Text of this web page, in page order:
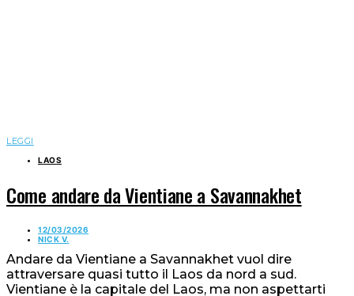
LEGGI
LAOS
Come andare da Vientiane a Savannakhet
12/03/2026
NICK V.
Andare da Vientiane a Savannakhet vuol dire
attraversare quasi tutto il Laos da nord a sud.
Vientiane è la capitale del Laos, ma non aspettarti